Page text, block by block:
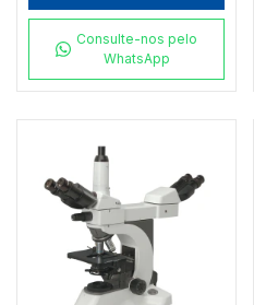
LED Verde
Consulte-nos pelo
WhatsApp